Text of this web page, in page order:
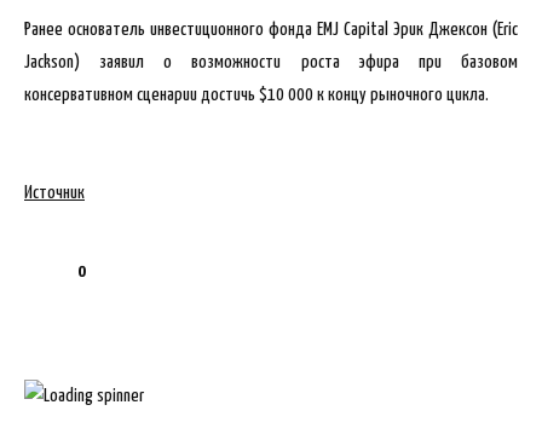
Ранее основатель инвестиционного фонда EMJ Capital Эрик Джексон (Eric
Jackson) заявил о возможности роста эфира при базовом
консервативном сценарии достичь $10 000 к концу рыночного цикла.
Источник
0